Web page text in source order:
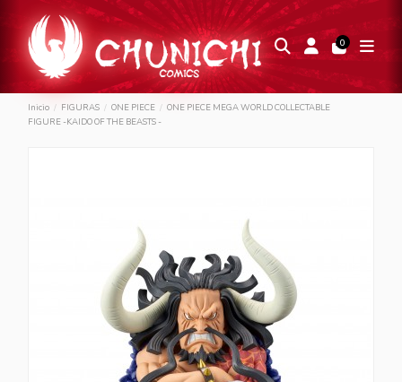
0
Inicio FIGURAS ONE PIECE
ONE PIECE MEGA WORLD COLLECTABLE
FIGURE -KAIDO OF THE BEASTS -